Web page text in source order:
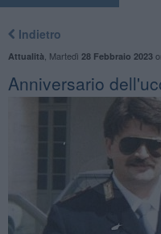
Indietro
Attualità Martedì 28 Febbraio 2023
Anniversario